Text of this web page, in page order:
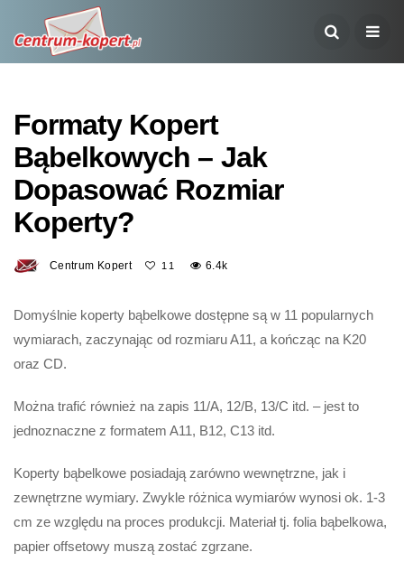
Formaty Kopert
Bąbelkowych – Jak
Dopasować Rozmiar
Koperty?
Centrum Kopert 11 6.4k
Domyślnie koperty bąbelkowe dostępne są w 11 popularnych
wymiarach, zaczynając od rozmiaru A11, a kończąc na K20
oraz CD.
Można trafić również na zapis 11/A, 12/B, 13/C itd. – jest to
jednoznaczne z formatem A11, B12, C13 itd.
Koperty bąbelkowe posiadają zarówno wewnętrzne, jak i
zewnętrzne wymiary. Zwykle różnica wymiarów wynosi ok. 1-3
cm ze względu na proces produkcji. Materiał tj. folia bąbelkowa,
papier offsetowy muszą zostać zgrzane.